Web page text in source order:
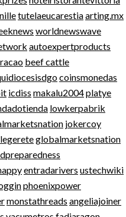
tutelaeucarestiaarting.mx
worldnewswave
autoexpertproducts
beef cattle
coinsmonedas
icdiss makalu2004platye
lowkerpabrik
jokercoy
globalmarketsnation
entradarivers ustechwiki
phoenixpower
monstathreads angeliajoiner